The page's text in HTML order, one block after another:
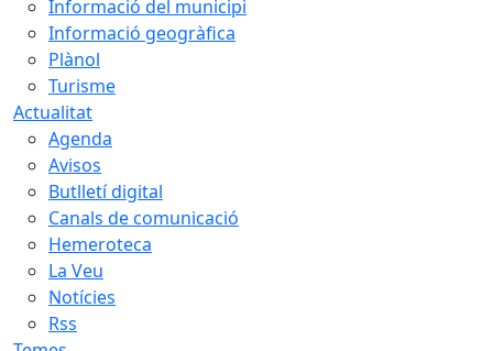
Informació del municipi
Informació geogràfica
Plànol
Turisme
Actualitat
Agenda
Avisos
Butlletí digital
Canals de comunicació
Hemeroteca
La Veu
Notícies
Rss